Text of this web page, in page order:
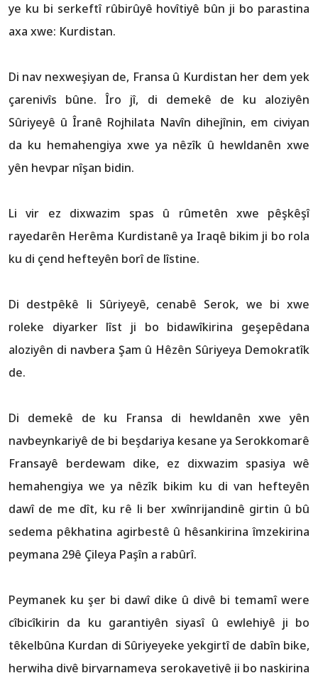
ye ku bi serkeftî rûbirûyê hovîtiyê bûn ji bo parastina
axa xwe: Kurdistan.
Di nav nexweşiyan de, Fransa û Kurdistan her dem yek
çarenivîs bûne. Îro jî, di demekê de ku aloziyên
Sûriyeyê û Îranê Rojhilata Navîn dihejînin, em civiyan
da ku hemahengiya xwe ya nêzîk û hewldanên xwe
yên hevpar nîşan bidin.
Li vir ez dixwazim spas û rûmetên xwe pêşkêşî
rayedarên Herêma Kurdistanê ya Iraqê bikim ji bo rola
ku di çend hefteyên borî de lîstine.
Di destpêkê li Sûriyeyê, cenabê Serok, we bi xwe
roleke diyarker lîst ji bo bidawîkirina geşepêdana
aloziyên di navbera Şam û Hêzên Sûriyeya Demokratîk
de.
Di demekê de ku Fransa di hewldanên xwe yên
navbeynkariyê de bi beşdariya kesane ya Serokkomarê
Fransayê berdewam dike, ez dixwazim spasiya wê
hemahengiya we ya nêzîk bikim ku di van hefteyên
dawî de me dît, ku rê li ber xwînrijandinê girtin û bû
sedema pêkhatina agirbestê û hêsankirina îmzekirina
peymana 29ê Çileya Paşîn a rabûrî.
Peymanek ku şer bi dawî dike û divê bi temamî were
cîbicîkirin da ku garantiyên siyasî û ewlehiyê ji bo
têkelbûna Kurdan di Sûriyeyeke yekgirtî de dabîn bike,
herwiha divê biryarnameya serokayetiyê ji bo naskirina